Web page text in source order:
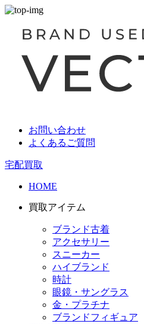
お問い合わせ
よくあるご質問
宅配買取
HOME
買取アイテム
ブランド古着
アクセサリー
スニーカー
ハイブランド
時計
眼鏡・サングラス
金・プラチナ
ブランドフィギュア